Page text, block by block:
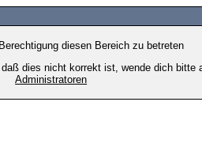
diesen Bereich zu betreten
dies nicht korrekt ist, wende dich bitte
Administratoren